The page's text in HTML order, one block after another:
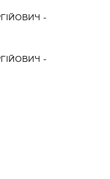
-
-